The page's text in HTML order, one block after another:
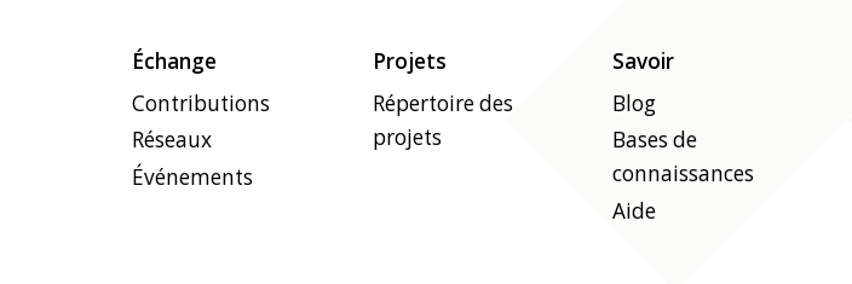
Échange
Contributions
Réseaux
Événements
Projets
Répertoire des
projets
Savoir
Blog
Bases de
connaissances
Aide